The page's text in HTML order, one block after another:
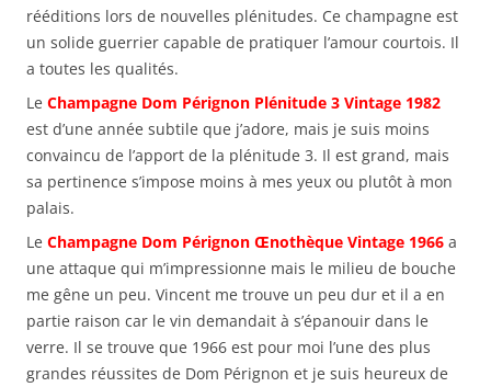
rééditions lors de nouvelles plénitudes. Ce champagne est
un solide guerrier capable de pratiquer l’amour courtois. Il
a toutes les qualités.
Le Champagne Dom Pérignon Plénitude 3 Vintage 1982
est d’une année subtile que j’adore, mais je suis moins
convaincu de l’apport de la plénitude 3. Il est grand, mais
sa pertinence s’impose moins à mes yeux ou plutôt à mon
palais.
Le Champagne Dom Pérignon Œnothèque Vintage 1966 a
une attaque qui m’impressionne mais le milieu de bouche
me gêne un peu. Vincent me trouve un peu dur et il a en
partie raison car le vin demandait à s’épanouir dans le
verre. Il se trouve que 1966 est pour moi l’une des plus
grandes réussites de Dom Pérignon et je suis heureux de